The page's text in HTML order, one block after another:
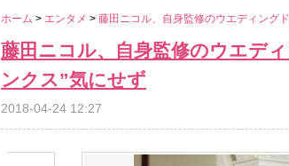
ホーム > エンタメ > 藤田ニコル、自身監修のウエディング
藤田ニコル、自身監修のウエデ
ンクス”気にせず
2018-04-24 12:27